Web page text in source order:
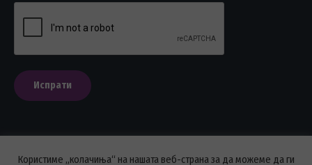
Испрати
Користиме „колачиња“ на нашата веб-страна за да можеме да ги